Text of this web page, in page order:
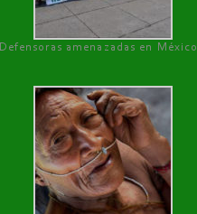
Defensoras amenazadas en México